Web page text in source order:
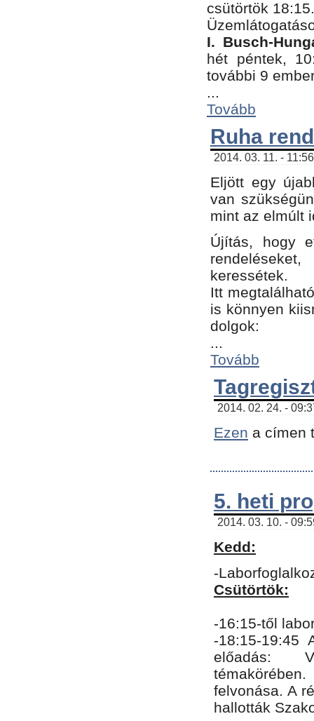
csütörtök 18:15.
I. Busch-
hét péntek,
további 9
...
Tovább
Ruha
2014. 03. 11. -
Eljött egy
van
mint az elmúlt
Újítás, hogy
keressétek.
Itt
is könnyen
dolgok:
...
Tovább
2014. 02. 24. -
Ezen a címen
5. heti
2014. 03. 10. -
Kedd:
-
Csütörtök:
-16:15-től
-18:15-19:45
előadás:
felvonása. A
hallották